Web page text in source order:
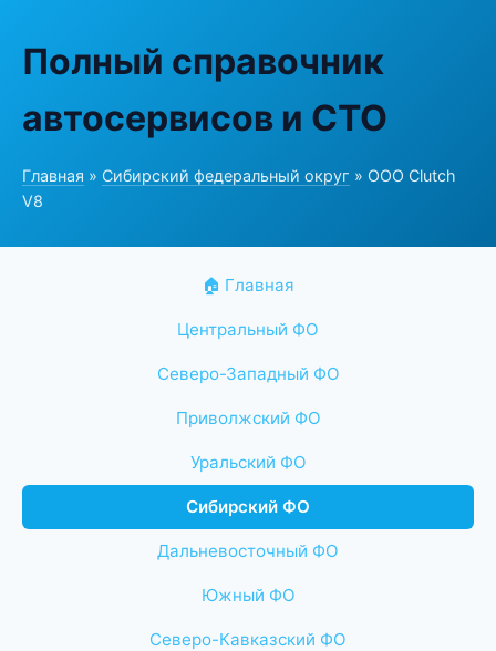
Полный справочник
автосервисов и СТО
Главная » Сибирский федеральный округ » ООО Clutch
V8
🏠 Главная
Центральный ФО
Северо-Западный ФО
Приволжский ФО
Уральский ФО
Сибирский ФО
Дальневосточный ФО
Южный ФО
Северо-Кавказский ФО